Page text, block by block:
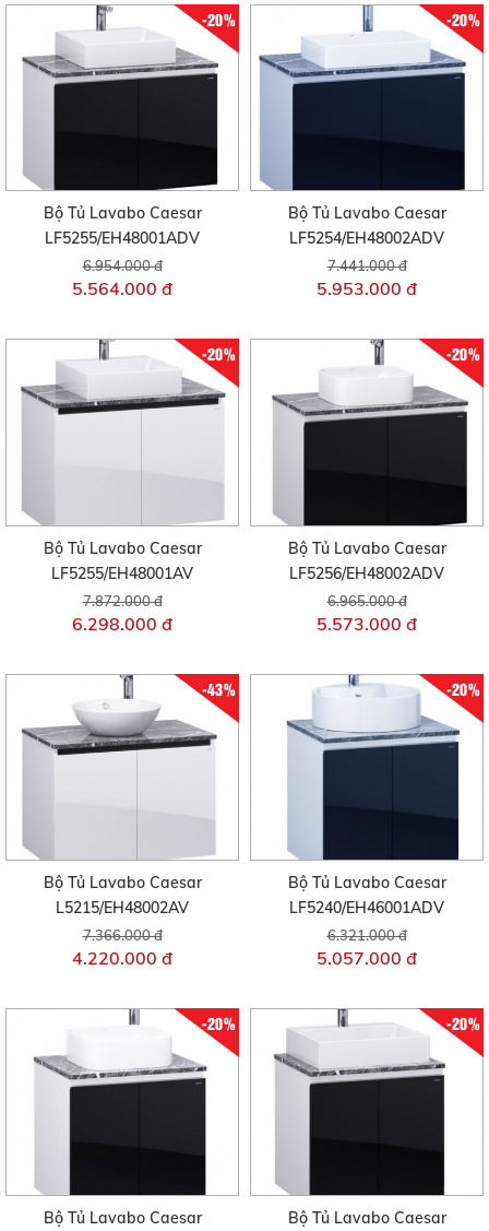
-20%
Bộ Tủ Lavabo Caesar
LF5255/EH48001ADV
6.954.000 đ
5.564.000 đ
-20%
Bộ Tủ Lavabo Caesar
LF5254/EH48002ADV
7.441.000 đ
5.953.000 đ
-20%
Bộ Tủ Lavabo Caesar
LF5255/EH48001AV
7.872.000 đ
6.298.000 đ
-20%
Bộ Tủ Lavabo Caesar
LF5256/EH48002ADV
6.965.000 đ
5.573.000 đ
-43%
Bộ Tủ Lavabo Caesar
L5215/EH48002AV
7.366.000 đ
4.220.000 đ
-20%
Bộ Tủ Lavabo Caesar
LF5240/EH46001ADV
6.321.000 đ
5.057.000 đ
-20%
Bộ Tủ Lavabo Caesar
-20%
Bộ Tủ Lavabo Caesar